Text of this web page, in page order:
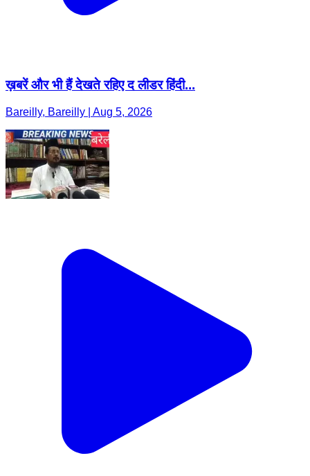
ख़बरें और भी हैं देखते रहिए द लीडर हिंदी...
Bareilly, Bareilly | Aug 5, 2026